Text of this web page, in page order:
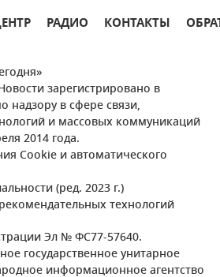
РАДИО КОНТАКТЫ
зарегистрировано в
надзору в сфере связи,
и массовых коммуникаций
2014 года.
Cookie и автоматического
(ред. 2023 г.)
технологий
Эл № ФС77-57640.
государственное унитарное
информационное агентство